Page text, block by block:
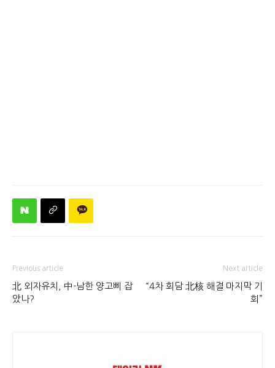
Previous article
北 외자유치, 中-남한 양고삐 잡
았나?
Next article
“4차 회담 北核 해결 마지막 기
회”